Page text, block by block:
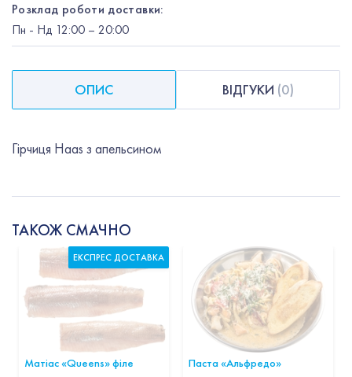
Розклад роботи доставки:
Пн - Нд 12:00 – 20:00
ОПИС ВІДГУКИ (0)
Гірчиця Haas з апельсином
ТАКОЖ СМАЧНО
Матіас «Queens» філе
ЕКСПРЕС ДОСТАВКА
Паста «Альфредо»